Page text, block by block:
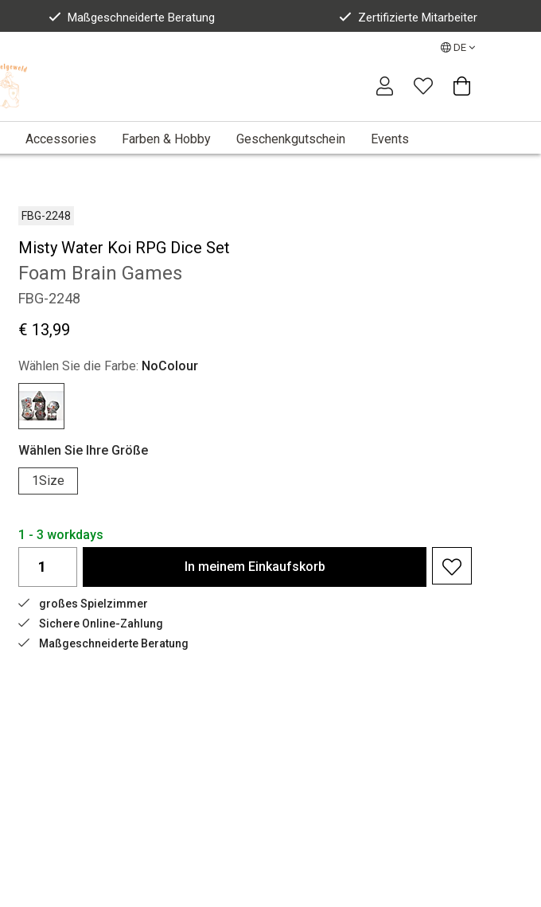
Maßgeschneiderte Beratung Zertifizierte Mitarbeiter
DE
Accessories Farben & Hobby Geschenkgutschein Events
FBG-2248
Misty Water Koi RPG Dice Set
Foam Brain Games
FBG-2248
€ 13,99
Wählen Sie die Farbe: NoColour
Wählen Sie Ihre Größe
1Size
1 - 3 workdays
In meinem Einkaufskorb
großes Spielzimmer
Sichere Online-Zahlung
Maßgeschneiderte Beratung